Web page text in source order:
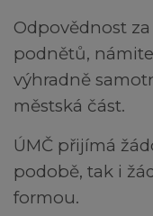
Odpovědnost
podnětů,
výhradně
městská část.
ÚMČ přijímá
podobě, tak i
formou.